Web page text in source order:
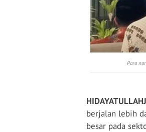
Para
berjalan lebih
besar pada